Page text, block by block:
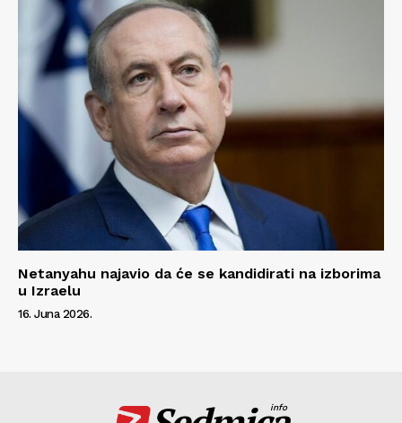
Netanyahu najavio da će se kandidirati na izborima
u Izraelu
16. Juna 2026.
info